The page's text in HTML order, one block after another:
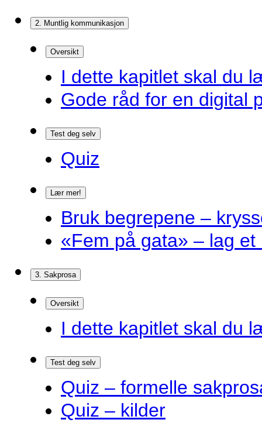
2. Muntlig kommunikasjon
Oversikt
I dette kapitlet skal du
Gode råd for en digital
Test deg selv
Quiz
Lær mer!
Bruk begrepene –
«Fem på gata» – lag et
3. Sakprosa
Oversikt
I dette kapitlet skal du
Test deg selv
Quiz – formelle
Quiz – kilder